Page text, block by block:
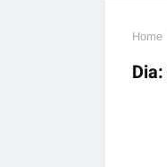
Home
Dia: